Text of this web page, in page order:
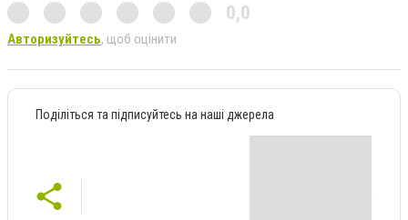
0,0
Авторизуйтесь, щоб оцінити
Поділіться та підписуйтесь на наші джерела